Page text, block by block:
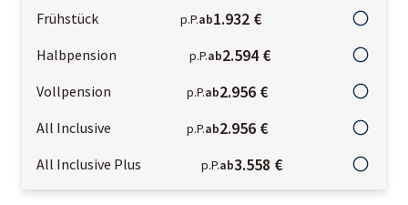
Frühstück p.P.ab1.932 €
Halbpension p.P.ab2.594 €
Vollpension p.P.ab2.956 €
All Inclusive p.P.ab2.956 €
All Inclusive Plus p.P.ab3.558 €